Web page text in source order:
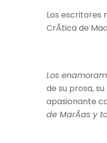
Los escritores
CrÃ­tica de
Los
de su prosa,
apasionante
de MarÃ­as y